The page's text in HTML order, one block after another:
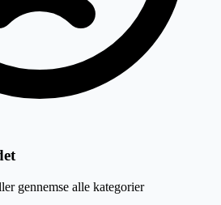
gennemse alle kategorier